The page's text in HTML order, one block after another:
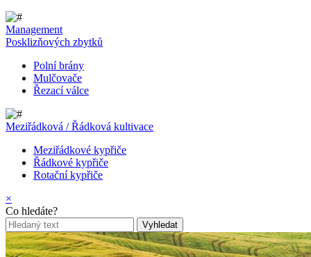
Management
Posklizňových zbytků
Polní brány
Mulčovače
Řezací válce
Meziřádková / Řádková kultivace
Meziřádkové kypřiče
Řádkové kypřiče
Rotační kypřiče
×
Co hledáte?